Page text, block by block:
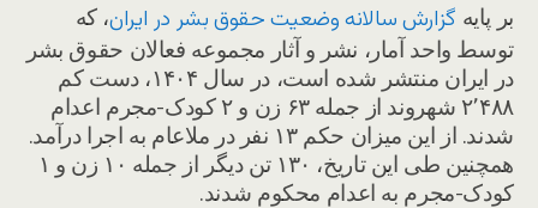
بر پایه گزارش سالانه وضعیت حقوق بشر در ایران، که
توسط واحد آمار، نشر و آثار مجموعه فعالان حقوق بشر
در ایران منتشر شده است، در سال ۱۴۰۴، دست کم
۲٬۴۸۸ شهروند از جمله ۶۳ زن و ۲ کودک-مجرم اعدام
شدند. از این میزان حکم ۱۳ نفر در ملاعام به اجرا درآمد.
همچنین طی این تاریخ، ۱۳۰ تن دیگر از جمله ۱۰ زن و ۱
کودک-مجرم به اعدام محکوم شدند.